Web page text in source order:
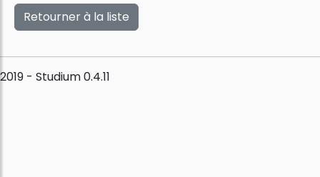
Retourner à la liste
2019 - Studium 0.4.11